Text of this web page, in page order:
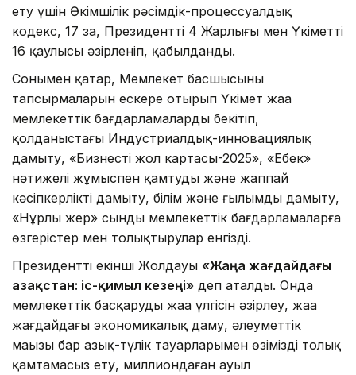
ету үшін Әкімшілік рәсімдік-процессуалдық
кодекс, 17 заң, Президенттің 4 Жарлығы мен Үкіметтің
16 қаулысы әзірленіп, қабылданды.
Сонымен қатар, Мемлекет басшысының
тапсырмаларын ескере отырып Үкімет жаңа
мемлекеттік бағдарламаларды бекітіп,
қолданыстағы Индустриалдық-инновациялық
дамыту, «Бизнестің жол картасы-2025», «Еңбек»
нәтижелі жұмыспен қамтуды және жаппай
кәсіпкерлікті дамыту, білім және ғылымды дамыту,
«Нұрлы жер» сынды мемлекеттік бағдарламаларға
өзгерістер мен толықтырулар енгізді.
Президенттің екінші Жолдауы «Жаңа жағдайдағы
Қазақстан: іс-қимыл кезеңі» деп аталды. Онда
мемлекеттік басқарудың жаңа үлгісін әзірлеу, жаңа
жағдайдағы экономикалық даму, әлеуметтік
маңызы бар азық-түлік тауарларымен өзімізді толық
қамтамасыз ету, миллиондаған ауыл